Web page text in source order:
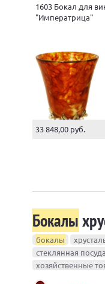
1603 Бокал для
"Императрица"
33 848,00 руб.
Бокалы
бокалы
стеклянная посуда
хозяйственные